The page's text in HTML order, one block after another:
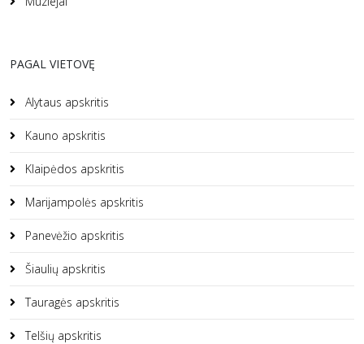
PAGAL VIETOVĘ
Alytaus apskritis
Kauno apskritis
Klaipėdos apskritis
Marijampolės apskritis
Panevėžio apskritis
Šiaulių apskritis
Tauragės apskritis
Telšių apskritis